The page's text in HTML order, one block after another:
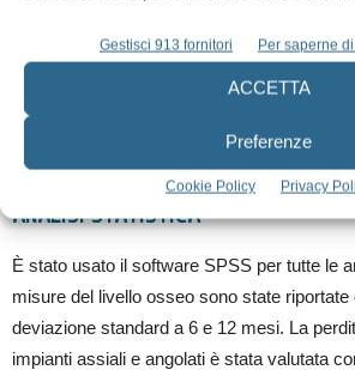
Gestisci 913 fornitori Per saperne
ACCETTA
Preferenze
Cookie Policy Privacy
l’adattamento marginale della protesi
riassorbimento mesiale e distale di ogni
giunzione impianto-abutment. La
valutando un valore noto, cioè la lunghezza
ANALISI STATISTICA
È stato usato il software SPSS per tutte le
misure del livello osseo sono state
deviazione standard a 6 e 12 mesi. La
impianti assiali e angolati è stata valutata